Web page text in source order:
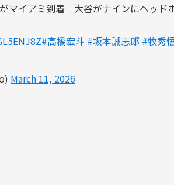
マイアミ到着 大谷がナインにヘッド
#高橋宏斗 #坂本誠志郎 #牧秀
March 11, 2026